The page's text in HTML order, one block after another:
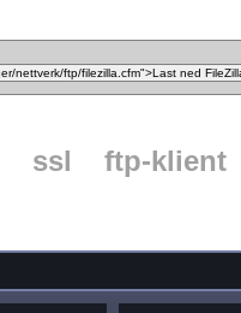
ssl
ftp-klient